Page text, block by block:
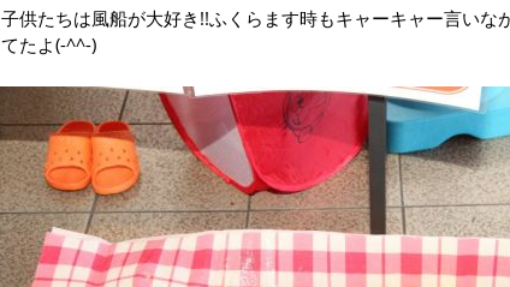
子供たちは風船が大好き!!ふくらます時もキャーキャー言いな
てたよ(-^^-)